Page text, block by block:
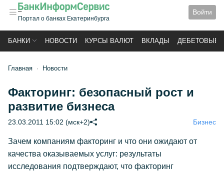
Портал о банках Екатеринбурга
Войти
БАНКИ НОВОСТИ КУРСЫ ВАЛЮТ ВКЛАДЫ ДЕБЕТОВЫЕ
Главная Новости
Факторинг: безопасный рост и
развитие бизнеса
23.03.2011 15:02 (мск+2) Бизнес
Зачем компаниям факторинг и что они ожидают от
качества оказываемых услуг: результаты
исследования подтверждают, что факторинг